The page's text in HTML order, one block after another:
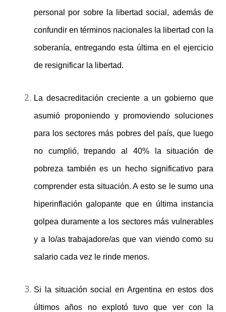
personal por sobre la libertad social, además de
confundir en términos nacionales la libertad con la
soberanía, entregando esta última en el ejercicio
de resignificar la libertad.
La desacreditación creciente a un gobierno que
asumió proponiendo y promoviendo soluciones
para los sectores más pobres del país, que luego
no cumplió, trepando al 40% la situación de
pobreza también es un hecho significativo para
comprender esta situación. A esto se le sumo una
hiperinflación galopante que en última instancia
golpea duramente a los sectores más vulnerables
y a lo/as trabajadore/as que van viendo como su
salario cada vez le rinde menos.
Si la situación social en Argentina en estos dos
últimos años no explotó tuvo que ver con la